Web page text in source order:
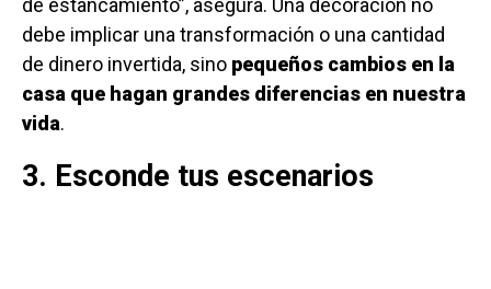
de estancamiento”, asegura. Una decoración no
debe implicar una transformación o una cantidad
de dinero invertida, sino pequeños cambios en la
casa que hagan grandes diferencias en nuestra
vida.
3. Esconde tus escenarios